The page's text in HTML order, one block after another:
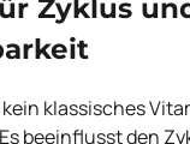
Zyklus
klassisches
beeinflusst den